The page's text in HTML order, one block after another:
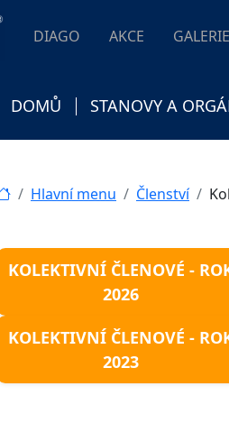
DIAGO AKCE GALERIE
DOMŮ STANOVY A
Hlavní menu Členství
KOLEKTIVNÍ ČLENOVÉ -
2026
KOLEKTIVNÍ ČLENOVÉ -
2023